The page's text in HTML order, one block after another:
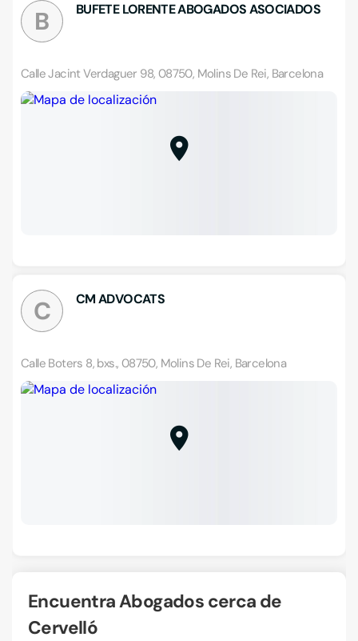
B BUFETE LORENTE ABOGADOS ASOCIADOS
Calle Jacint Verdaguer 98, 08750, Molins De Rei, Barcelona
C CM ADVOCATS
Calle Boters 8, bxs., 08750, Molins De Rei, Barcelona
Encuentra Abogados cerca de
Cervelló